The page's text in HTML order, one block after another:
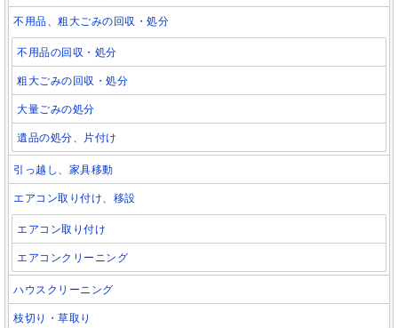
不用品、粗大ごみの回収・処分
不用品の回収・処分
粗大ごみの回収・処分
大量ごみの処分
遺品の処分、片付け
引っ越し、家具移動
エアコン取り付け、移設
エアコン取り付け
エアコンクリーニング
ハウスクリーニング
枝切り・草取り